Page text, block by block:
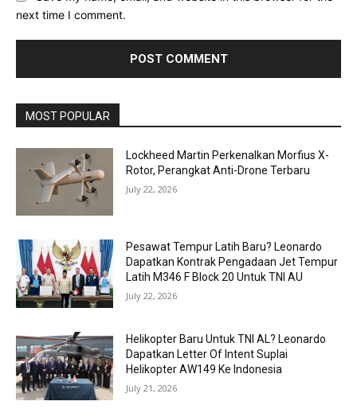
next time I comment.
MOST POPULAR
Lockheed Martin Perkenalkan Morfius X-
Rotor, Perangkat Anti-Drone Terbaru
July 22, 2026
Pesawat Tempur Latih Baru? Leonardo
Dapatkan Kontrak Pengadaan Jet Tempur
Latih M346 F Block 20 Untuk TNI AU
July 22, 2026
Helikopter Baru Untuk TNI AL? Leonardo
Dapatkan Letter Of Intent Suplai
Helikopter AW149 Ke Indonesia
July 21, 2026